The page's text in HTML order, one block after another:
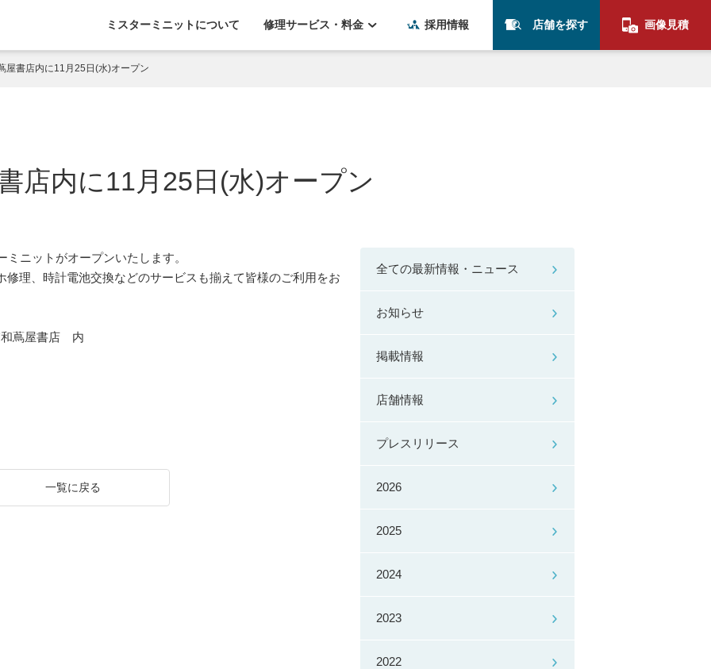
ミスターミニットについて 修理サービス・料金 採用情報 店舗を探す 画像見積
屋書店内に11月25日(水)オープン
店内に11月25日(水)オープン
ニットがオープンいたします。
理、時計電池交換などのサービスも揃えて皆様のご利用をお
蔦屋書店 内
一覧に戻る
全ての最新情報・ニュース
お知らせ
掲載情報
店舗情報
プレスリリース
2026
2025
2024
2023
2022